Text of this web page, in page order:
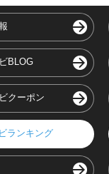
BLOG
クーポン
ランキング